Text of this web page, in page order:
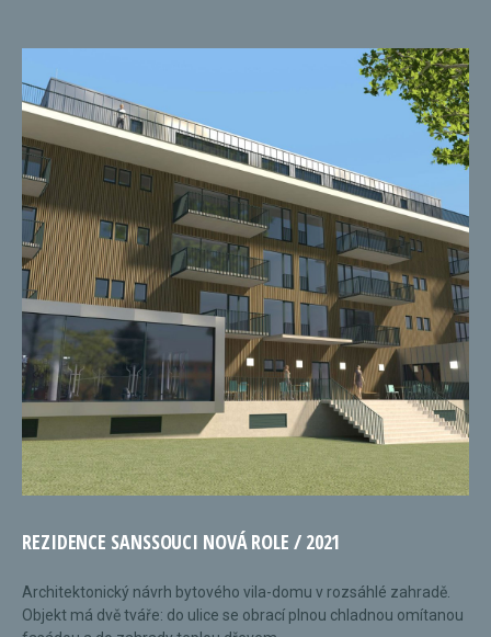
REZIDENCE SANSSOUCI NOVÁ ROLE / 2021
Architektonický návrh bytového vila-domu v rozsáhlé zahradě.
Objekt má dvě tváře: do ulice se obrací plnou chladnou omítanou